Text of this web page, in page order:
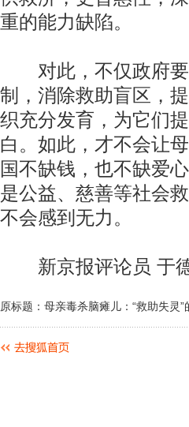
重的能力缺陷。
对此，不仅政府要
制，消除救助盲区，
织充分发育，为它们
白。如此，才不会让
国不缺钱，也不缺爱
是公益、慈善等社会
不会感到无力。
新京报评论员 于
原标题：母亲毒杀脑瘫儿：“救助失灵”